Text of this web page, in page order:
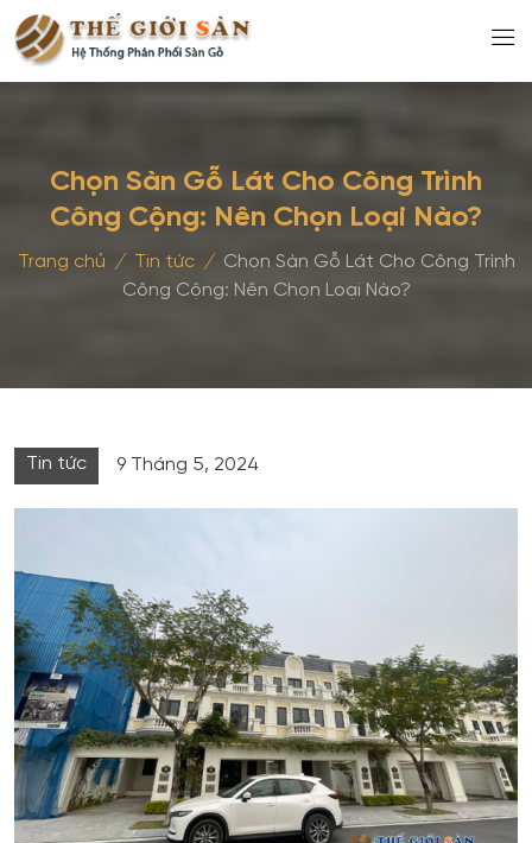
Chọn Sàn Gỗ Lát Cho Công Trình
Công Cộng: Nên Chọn Loại Nào?
Trang chủ / Tin tức / Chọn Sàn Gỗ Lát Cho Công Trình
Công Cộng: Nên Chọn Loại Nào?
Tin tức 9 Tháng 5, 2024